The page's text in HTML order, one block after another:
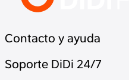
Contacto y ayuda
Soporte DiDi 24/7